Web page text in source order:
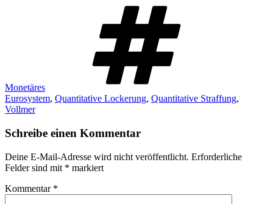
Monetäres
Eurosystem, Quantitative Lockerung, Quantitative Straffung,
Vollmer
Schreibe einen Kommentar
Deine E-Mail-Adresse wird nicht veröffentlicht. Erforderliche
Felder sind mit * markiert
Kommentar *